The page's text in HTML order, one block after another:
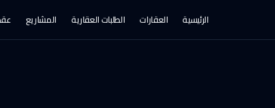
الرئيسية العقارات الطلبات العقارية المشاريع